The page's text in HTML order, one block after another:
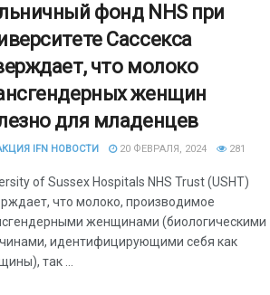
фонд NHS при
Сассекса
что молоко
женщин
для младенцев
IFN НОВОСТИ 20 ФЕВРАЛЯ, 2024 281
of Sussex Hospitals NHS Trust (USHT)
что молоко, производимое
женщинами (биологическими
идентифицирующими себя как
так ...